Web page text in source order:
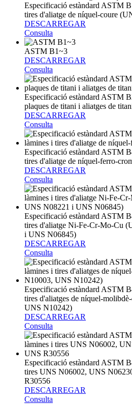
Especificació estàndard ASTM
tires d'aliatge de níquel-coure
DESCARREGAR
Consulta
ASTM B1~3
DESCARREGAR
Consulta
Especificació estàndard ASTM
plaques de titani i aliatges de
DESCARREGAR
Consulta
Especificació estàndard ASTM
tires d'aliatge de níquel-ferro-
DESCARREGAR
Consulta
Especificació estàndard ASTM
tires d'aliatge Ni-Fe-Cr-Mo-Cu
i UNS N06845)
DESCARREGAR
Consulta
Especificació estàndard ASTM
tires d'aliatges de níquel-
UNS N10242)
DESCARREGAR
Consulta
Especificació estàndard ASTM
tires UNS N06002, UNS
R30556
DESCARREGAR
Consulta